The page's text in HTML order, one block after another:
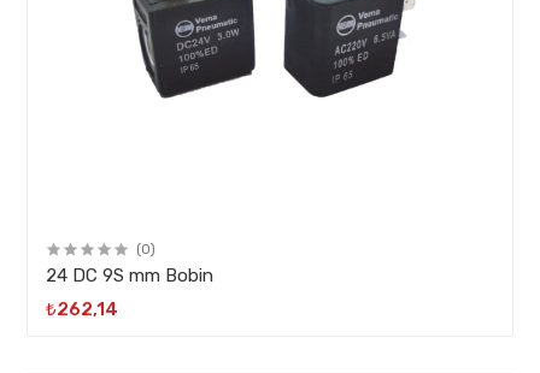
(0)
24 DC 9S mm Bobin
₺262,14